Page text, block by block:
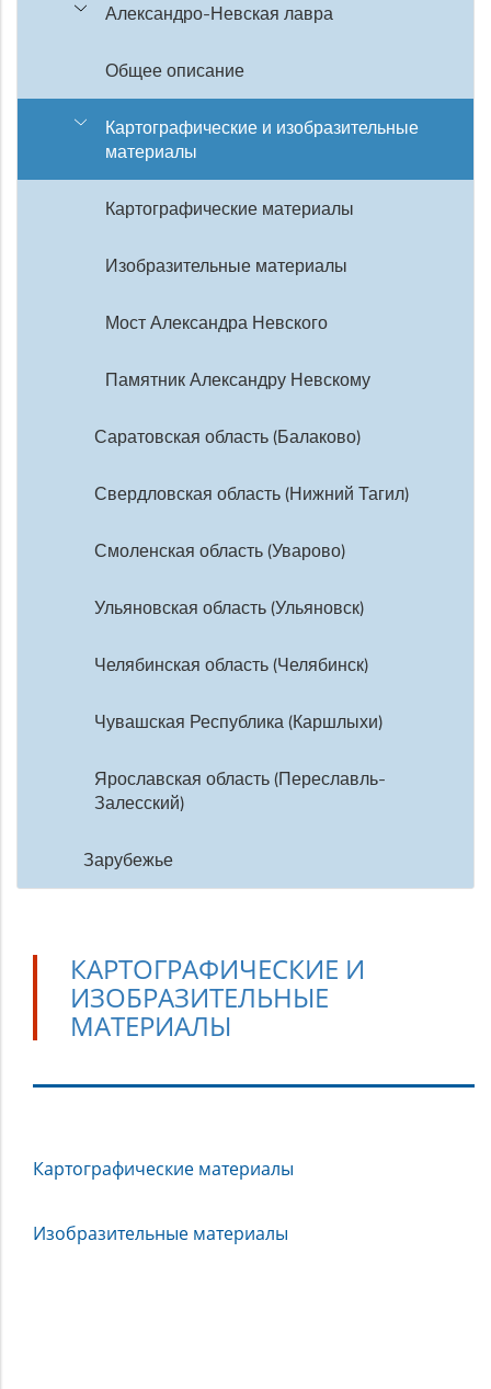
Александро-Невская лавра
Общее описание
Картографические и изобразительные
материалы
Картографические материалы
Изобразительные материалы
Мост Александра Невского
Памятник Александру Невскому
Саратовская область (Балаково)
Свердловская область (Нижний Тагил)
Смоленская область (Уварово)
Ульяновская область (Ульяновск)
Челябинская область (Челябинск)
Чувашская Республика (Каршлыхи)
Ярославская область (Переславль-
Залесский)
Зарубежье
КАРТОГРАФИЧЕСКИЕ И
ИЗОБРАЗИТЕЛЬНЫЕ
МАТЕРИАЛЫ
и
материалы
Картографические материалы
Изобразительные материалы